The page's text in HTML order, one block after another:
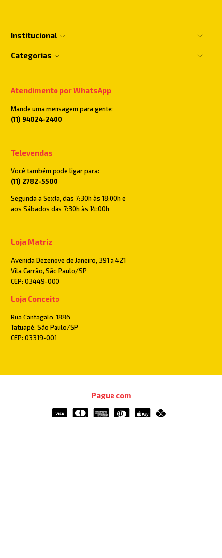
Institucional
Categorias
Atendimento por WhatsApp
Mande uma mensagem para gente:
(11) 94024-2400
Televendas
Você também pode ligar para:
(11) 2782-5500
Segunda a Sexta, das 7:30h às 18:00h e
aos Sábados das 7:30h às 14:00h
Loja Matriz
Avenida Dezenove de Janeiro, 391 a 421
Vila Carrão, São Paulo/SP
CEP: 03449-000
Loja Conceito
Rua Cantagalo, 1886
Tatuapé, São Paulo/SP
CEP: 03319-001
Pague com